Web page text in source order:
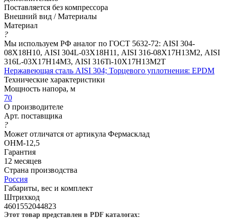
Поставляется без компрессора
Внешний вид / Материалы
Материал
?
Мы используем РФ аналог по ГОСТ 5632-72: AISI 304-
08Х18Н10, AISI 304L-03Х18Н11, AISI 316-08Х17Н13М2, AISI
316L-03Х17Н14М3, AISI 316Ti-10Х17Н13М2Т
Нержавеющая сталь AISI 304; Торцевого уплотнения: EPDM
Технические характеристики
Мощность напора, м
70
О производителе
Арт. поставщика
?
Может отличатся от артикула Фермасклад
ОНМ-12,5
Гарантия
12 месяцев
Страна производства
Россия
Габариты, вес и комплект
Штрихкод
4601552044823
Этот товар представлен в PDF каталогах: